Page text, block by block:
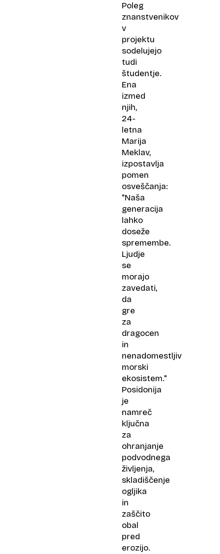
Poleg
znanstvenikov
v
projektu
sodelujejo
tudi
študentje.
Ena
izmed
njih,
24-
letna
Marija
Meklav,
izpostavlja
pomen
osveščanja:
"Naša
generacija
lahko
doseže
spremembe.
Ljudje
se
morajo
zavedati,
da
gre
za
dragocen
in
nenadomestljiv
morski
ekosistem."
Posidonija
je
namreč
ključna
za
ohranjanje
podvodnega
življenja,
skladiščenje
ogljika
in
zaščito
obal
pred
erozijo.